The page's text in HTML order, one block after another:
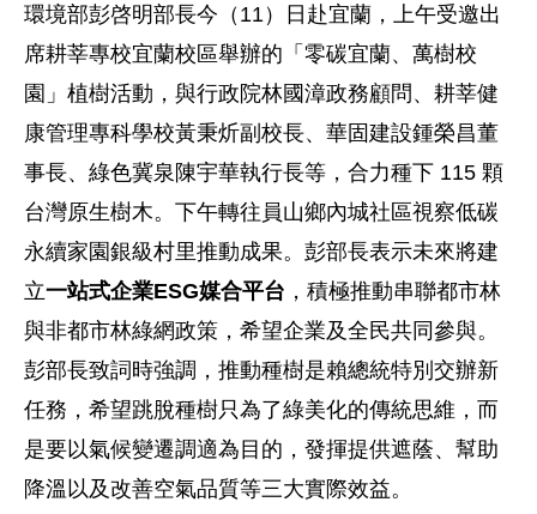
環境部彭啓明部長今（11）日赴宜蘭，上午受邀出
席耕莘專校宜蘭校區舉辦的「零碳宜蘭、萬樹校
園」植樹活動，與行政院林國漳政務顧問、耕莘健
康管理專科學校黃秉炘副校長、華固建設鍾榮昌董
事長、綠色冀泉陳宇華執行長等，合力種下 115 顆
台灣原生樹木。下午轉往員山鄉內城社區視察低碳
永續家園銀級村里推動成果。彭部長表示未來將建
立一站式企業ESG媒合平台 ，積極推動串聯都市林
與非都市林綠網政策，希望企業及全民共同參與。
彭部長致詞時強調，推動種樹是賴總統特別交辦新
任務，希望跳脫種樹只為了綠美化的傳統思維，而
是要以氣候變遷調適為目的，發揮提供遮蔭、幫助
降溫以及改善空氣品質等三大實際效益。